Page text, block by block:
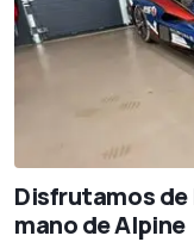
Disfrutamos de
mano de Alpine